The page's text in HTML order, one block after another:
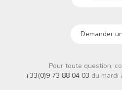
Demander
Pour toute question,
+33(0)9 73 88 04 03 du mardi